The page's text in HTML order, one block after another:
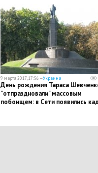
9 марта 2017, 17:56 —Украина
День рождения Тараса
"отпраздновали" массовым
побоищем: в Сети появились